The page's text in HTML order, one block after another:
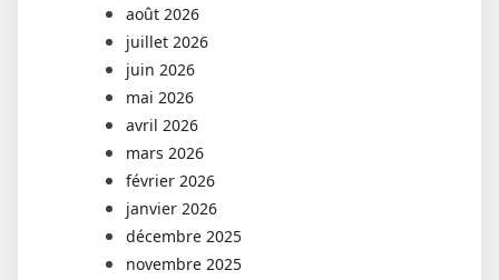
août 2026
juillet 2026
juin 2026
mai 2026
avril 2026
mars 2026
février 2026
janvier 2026
décembre 2025
novembre 2025